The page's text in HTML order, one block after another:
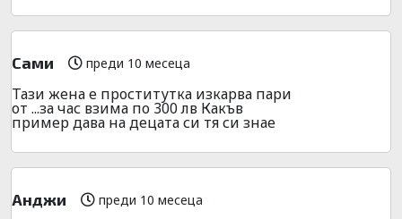
Сами преди 10 месеца
Тази жена е проститутка изкарва пари
от ...за час взима по 300 лв Какъв
пример дава на децата си тя си знае
Анджи преди 10 месеца